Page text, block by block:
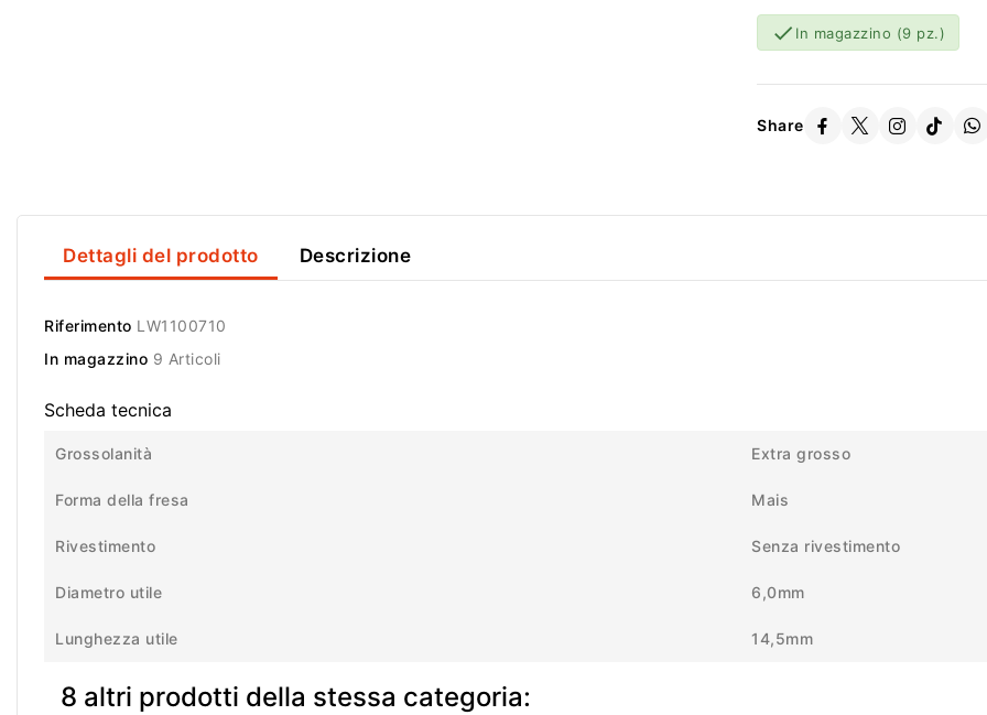
 In magazzino (9 pz.)
Share
Dettagli del prodotto Descrizione
Riferimento LW1100710
In magazzino 9 Articoli
Scheda tecnica
Grossolanità Extra grosso
Forma della fresa Mais
Rivestimento Senza rivestimento
Diametro utile 6,0mm
Lunghezza utile 14,5mm
8 altri prodotti della stessa categoria: